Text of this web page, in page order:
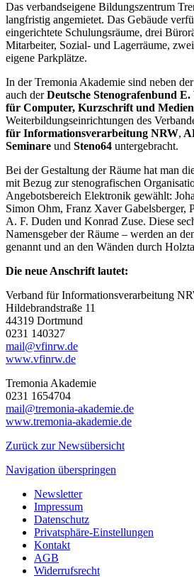
Das verbandseigene Bildungszentrum
langfristig angemietet. Das Gebäude
eingerichtete Schulungsräume, drei
Mitarbeiter, Sozial- und Lagerräume,
eigene Parkplätze.
In der Tremonia Akademie sind neben
auch derDeutsche Stenografenbund E.
für Computer, Kurzschrift und Medien
Weiterbildungseinrichtungen des
für Informationsverarbeitung NRW,
Seminare und Steno64 untergebracht.
Bei der Gestaltung der Räume hat man
mit Bezug zur stenografischen
Angebotsbereich Elektronik gewählt:
Simon Ohm, Franz Xaver Gabelsberger,
A. F. Duden und Konrad Zuse. Diese
Namensgeber der Räume – werden an
genannt und an den Wänden durch
Die neue Anschrift lautet:
Verband für Informationsverarbeitung
Hildebrandstraße 11
44319 Dortmund
0231 140327
mail@vfinrw.de
www.vfinrw.de
Tremonia Akademie
0231 1654704
mail@tremonia-akademie.de
www.tremonia-akademie.de
Zurück zur Newsübersicht
Navigation überspringen
Newsletter
Impressum
Datenschutz
Privatsphäre-Einstellungen
Kontakt
AGB
Widerrufsrecht